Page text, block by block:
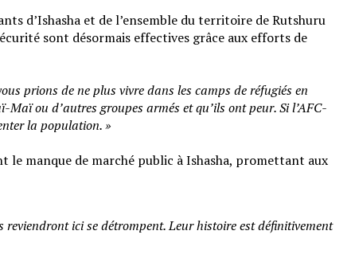
d’Ishasha et de l’ensemble du territoire de Rutshuru
sont désormais effectives grâce aux efforts de
prions de ne plus vivre dans les camps de réfugiés en
ou d’autres groupes armés et qu’ils ont peur. Si l’AFC-
la population. »
le manque de marché public à Ishasha, promettant aux
ici se détrompent. Leur histoire est définitivement